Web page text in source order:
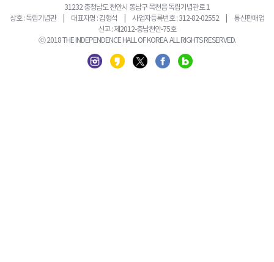
31232 충청남도 천안시 동남구 목천읍 독립기념관로 1
상호 : 독립기념관 | 대표자명 : 김형석 | 사업자등록번호 : 312-82-02552 | 통신판매업
신고 : 제2012-충남천안-75호
ⓒ 2018 THE INDEPENDENCE HALL OF KOREA. ALL RIGHTS RESERVED.